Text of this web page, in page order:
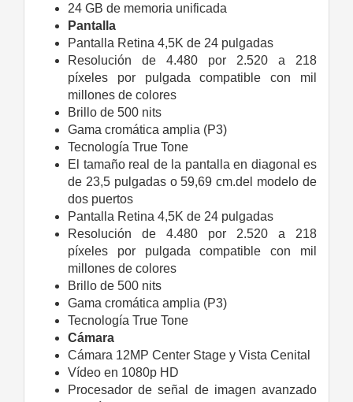
24 GB de memoria unificada
Pantalla
Pantalla Retina 4,5K de 24 pulgadas
Resolución de 4.480 por 2.520 a 218
píxeles por pulgada compatible con mil
millones de colores
Brillo de 500 nits
Gama cromática amplia (P3)
Tecnología True Tone
El tamaño real de la pantalla en diagonal es
de 23,5 pulgadas o 59,69 cm.del modelo de
dos puertos
Pantalla Retina 4,5K de 24 pulgadas
Resolución de 4.480 por 2.520 a 218
píxeles por pulgada compatible con mil
millones de colores
Brillo de 500 nits
Gama cromática amplia (P3)
Tecnología True Tone
Cámara
Cámara 12MP Center Stage y Vista Cenital
Vídeo en 1080p HD
Procesador de señal de imagen avanzado